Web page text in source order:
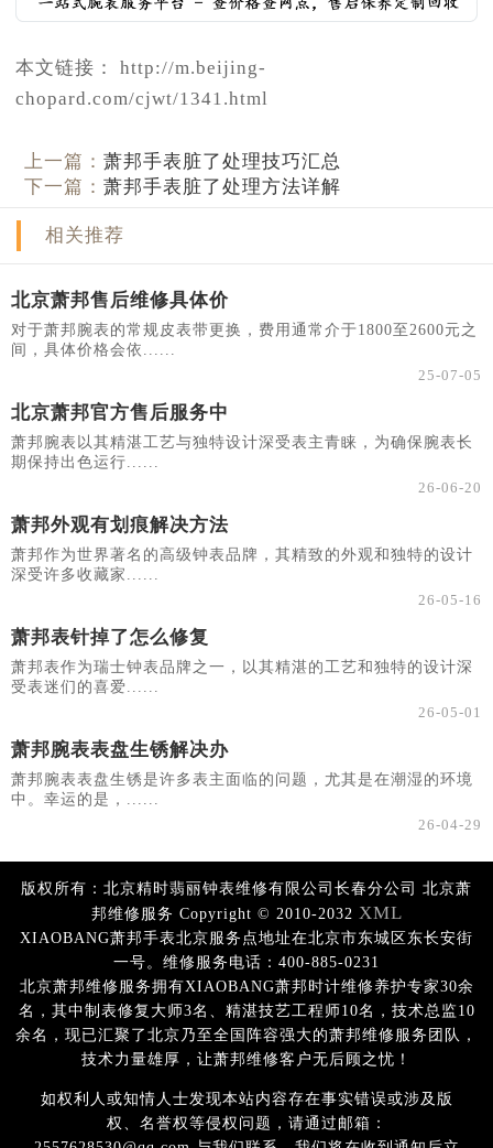
本文链接： http://m.beijing-
chopard.com/cjwt/1341.html
上一篇：萧邦手表脏了处理技巧汇总
下一篇：萧邦手表脏了处理方法详解
相关推荐
北京萧邦售后维修具体价
对于萧邦腕表的常规皮表带更换，费用通常介于1800至2600元之
间，具体价格会依......
25-07-05
北京萧邦官方售后服务中
萧邦腕表以其精湛工艺与独特设计深受表主青睐，为确保腕表长
期保持出色运行......
26-06-20
萧邦外观有划痕解决方法
萧邦作为世界著名的高级钟表品牌，其精致的外观和独特的设计
深受许多收藏家......
26-05-16
萧邦表针掉了怎么修复
萧邦表作为瑞士钟表品牌之一，以其精湛的工艺和独特的设计深
受表迷们的喜爱......
26-05-01
萧邦腕表表盘生锈解决办
萧邦腕表表盘生锈是许多表主面临的问题，尤其是在潮湿的环境
中。幸运的是，......
26-04-29
版权所有：北京精时翡丽钟表维修有限公司长春分公司 北京萧
邦维修服务 Copyright © 2010-2032 XML
XIAOBANG萧邦手表北京服务点地址在北京市东城区东长安街
一号。维修服务电话：400-885-0231
北京萧邦维修服务拥有XIAOBANG萧邦时计维修养护专家30余
名，其中制表修复大师3名、精湛技艺工程师10名，技术总监10
余名，现已汇聚了北京乃至全国阵容强大的萧邦维修服务团队，
技术力量雄厚，让萧邦维修客户无后顾之忧！
如权利人或知情人士发现本站内容存在事实错误或涉及版
权、名誉权等侵权问题，请通过邮箱：